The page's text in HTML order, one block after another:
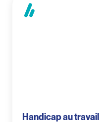
Handicap au travail